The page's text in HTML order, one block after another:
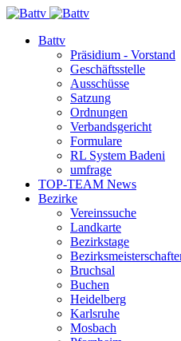
Battv
Präsidium - Vorstand
Geschäftsstelle
Ausschüsse
Satzung
Ordnungen
Verbandsgericht
Formulare
RL System Badeni
umfrage
TOP-TEAM News
Bezirke
Vereinssuche
Landkarte
Bezirkstage
Bruchsal
Buchen
Heidelberg
Karlsruhe
Mosbach